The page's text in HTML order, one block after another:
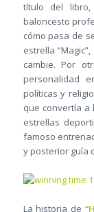
título del
baloncesto
cómo pasa de
estrella
cambie. Por
personalidad
políticas y
que convertía a
estrellas
famoso
y posterior guía
La historia de